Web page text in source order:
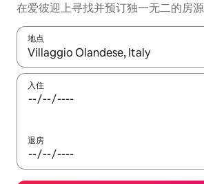
在爱彼迎上寻找并预订独一无二的房源
地点
如有搜索结果，请使用上下方向键查看
入住
退房